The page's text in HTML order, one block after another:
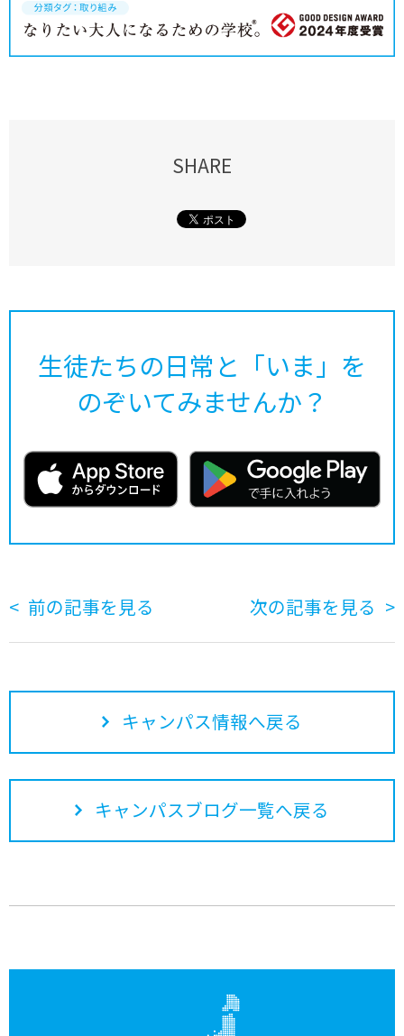
SHARE
生徒たちの日常と「いま」を
のぞいてみませんか？
前の記事を見る 次の記事を見る
キャンパス情報へ戻る
キャンパスブログ一覧へ戻る